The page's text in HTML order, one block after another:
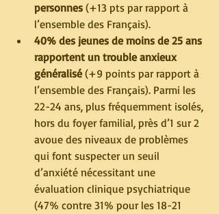
personnes (+13 pts par rapport à
l’ensemble des Français).
40% des jeunes de moins de 25 ans
rapportent un trouble anxieux
généralisé (+9 points par rapport à
l’ensemble des Français). Parmi les
22-24 ans, plus fréquemment isolés,
hors du foyer familial, près d’1 sur 2
avoue des niveaux de problèmes
qui font suspecter un seuil
d’anxiété nécessitant une
évaluation clinique psychiatrique
(47% contre 31% pour les 18-21